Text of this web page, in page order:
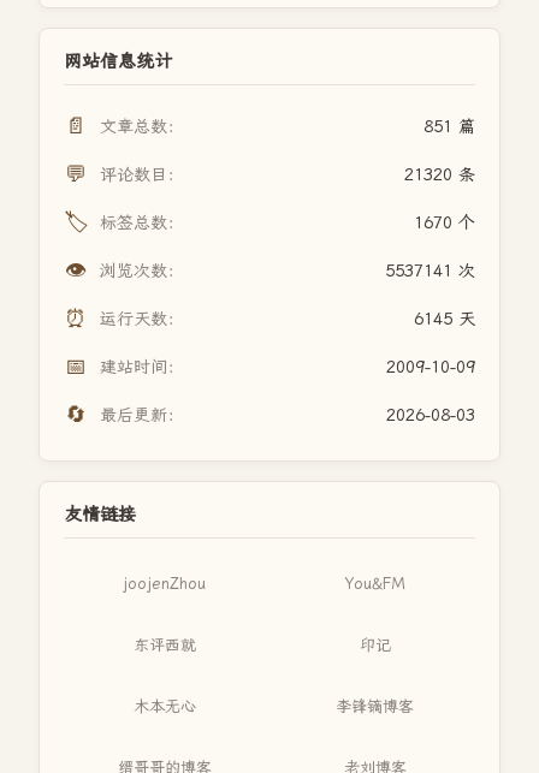
网站信息统计
📄 文章总数： 851 篇
💬 评论数目： 21320 条
🏷️ 标签总数： 1670 个
👁️ 浏览次数： 5537141 次
⏰ 运行天数： 6145 天
📅 建站时间： 2009-10-09
🔄 最后更新： 2026-08-03
友情链接
joojenZhou You&FM
东评西就 印记
木本无心 李锋镝博客
缙哥哥的博客 老刘博客